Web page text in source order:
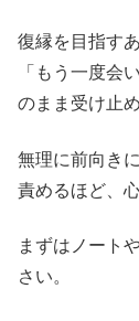
復縁を目指す
「もう一度会
のまま受け止
無理に前向き
責めるほど、
まずはノート
さい。